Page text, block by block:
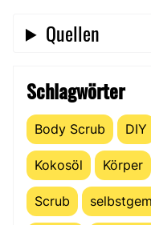
Quellen
Schlagwörter
Body Scrub DIY
Kokosöl Körper
Scrub